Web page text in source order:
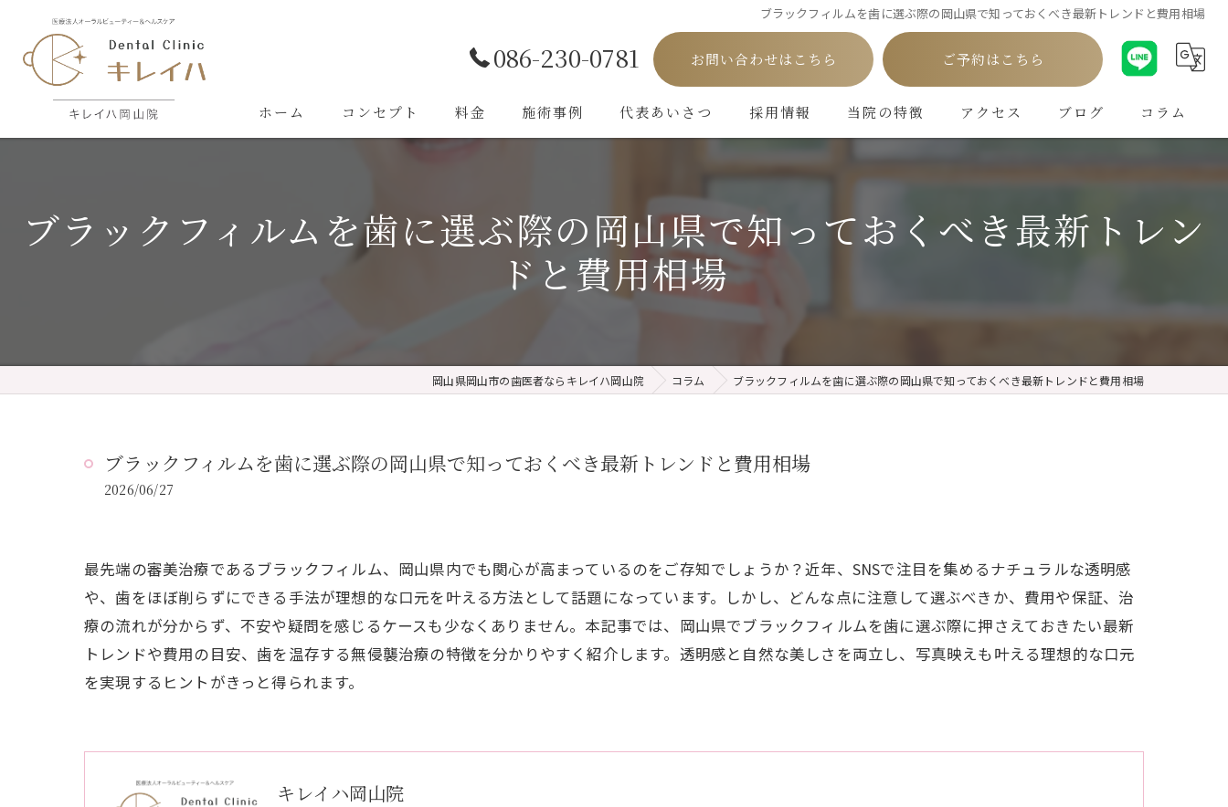
ブラックフィルムを歯に選ぶ際の岡山県で知っておくべき最新トレンドと費用相場
086-230-0781 お問い合わせはこちら ご予約はこちら
ホーム コンセプト 料金 施術事例 代表あいさつ 採用情報 当院の特徴
インプラント
アクセス ブログ コラム
ブラックフィルムを歯に選ぶ際の岡山県で知っておくべき最新トレン
ドと費用相場
岡山県岡山市の歯医者ならキレイハ岡山院 コラム ブラックフィルムを歯に選ぶ際の岡山県で知っておくべき最新トレンドと費用相場
ブラックフィルムを歯に選ぶ際の岡山県で知っておくべき最新トレンドと費用相場
2026/06/27
最先端の審美治療であるブラックフィルム、岡山県内でも関心が高まっているのをご存知でしょうか？近年、SNSで注目を集めるナチュラルな透明感
や、歯をほぼ削らずにできる手法が理想的な口元を叶える方法として話題になっています。しかし、どんな点に注意して選ぶべきか、費用や保証、治
療の流れが分からず、不安や疑問を感じるケースも少なくありません。本記事では、岡山県でブラックフィルムを歯に選ぶ際に押さえておきたい最新
トレンドや費用の目安、歯を温存する無侵襲治療の特徴を分かりやすく紹介します。透明感と自然な美しさを両立し、写真映えも叶える理想的な口元
を実現するヒントがきっと得られます。
キレイハ岡山院